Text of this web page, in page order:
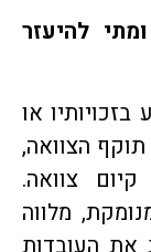
להיעזר
או
הצוואה,
צוואה.
מלווה